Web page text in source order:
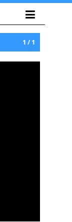
1 / 1